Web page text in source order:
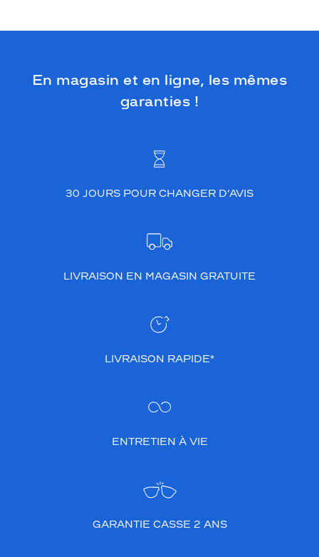
En magasin et en ligne, les mêmes
garanties !
30 JOURS POUR CHANGER D’AVIS
LIVRAISON EN MAGASIN GRATUITE
LIVRAISON RAPIDE*
ENTRETIEN À VIE
GARANTIE CASSE 2 ANS